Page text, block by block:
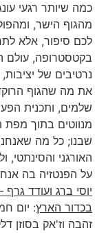
כמה שיותר רגעי
מהגוף הישר,
לכם סיפור, אלא
בקטסטרופה, עולם
נרטיבים של יציבות,
את מה שהגוף הרוקד
שלמים, ותכנית
מנווטים בתוך מפת
שבנו; כל מה שאנחנו,
האורגני והסינתטי,
על הפנטזיה בה אנחנו
יוסי ברג ועודד גרף
בכדור הארץ
זהבה וז'אק בסוזן